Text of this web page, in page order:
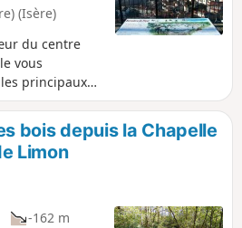
(Isère)
du centre
vous
principaux
par le
une bonne
bénéficier
ville, sur la
sur les
Lyonnais et du
bois depuis la Chapelle
Limon
-162 m